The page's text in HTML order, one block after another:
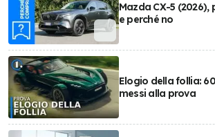
Mazda CX-5
e perché no
Elogio della follia:
messi alla prova